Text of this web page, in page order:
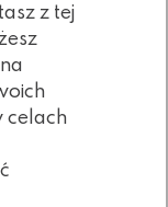
z tej
celach